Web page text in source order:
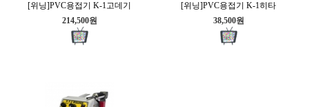
[위닝]PVC용접기 K-1고데기
214,500원
[위닝]PVC용접기 K-1히타
38,500원